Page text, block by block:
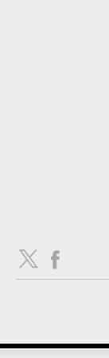
25o.-
26o.-
DAR CUENTA
00:21:14
28o.- Del